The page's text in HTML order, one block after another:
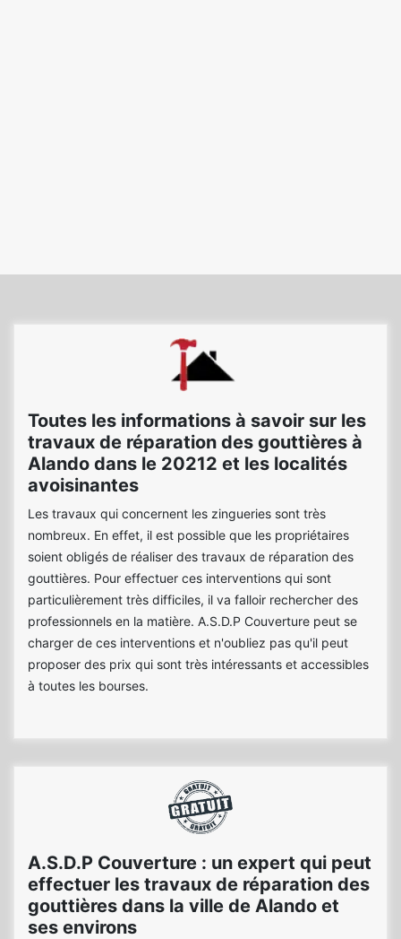
Toutes les informations à savoir sur les
travaux de réparation des gouttières à
Alando dans le 20212 et les localités
avoisinantes
Les travaux qui concernent les zingueries sont très
nombreux. En effet, il est possible que les propriétaires
soient obligés de réaliser des travaux de réparation des
gouttières. Pour effectuer ces interventions qui sont
particulièrement très difficiles, il va falloir rechercher des
professionnels en la matière. A.S.D.P Couverture peut se
charger de ces interventions et n'oubliez pas qu'il peut
proposer des prix qui sont très intéressants et accessibles
à toutes les bourses.
A.S.D.P Couverture : un expert qui peut
effectuer les travaux de réparation des
gouttières dans la ville de Alando et
ses environs